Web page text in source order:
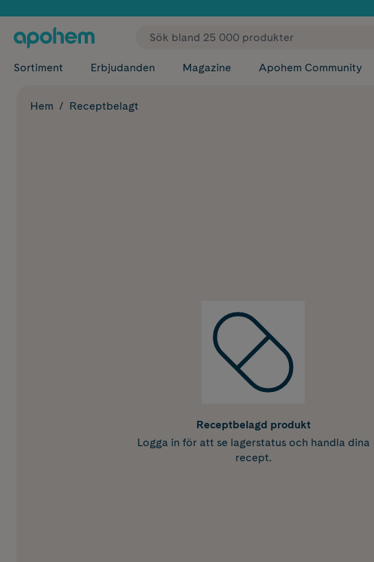
✓ Fri frakt
Sortiment Erbjudanden Magazine Apohem Community
Hem Receptbelagt
Receptbelagd produkt
Logga in för att se lagerstatus och handla dina
recept.